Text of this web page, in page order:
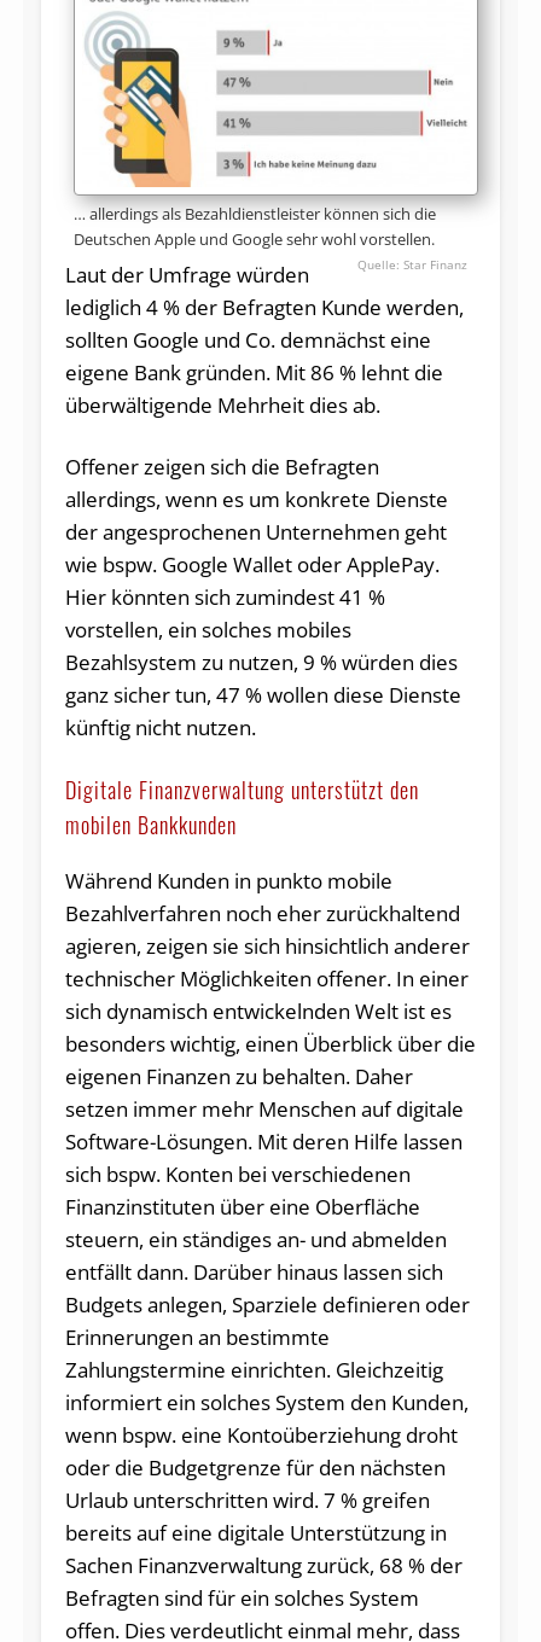
… allerdings als Bezahldienstleister können sich die
Deutschen Apple und Google sehr wohl vorstellen.
Star Finanz
Laut der Umfrage würden
lediglich 4 % der Befragten Kunde werden,
sollten Google und Co. demnächst eine
eigene Bank gründen. Mit 86 % lehnt die
überwältigende Mehrheit dies ab.
Offener zeigen sich die Befragten
allerdings, wenn es um konkrete Dienste
der angesprochenen Unternehmen geht
wie bspw. Google Wallet oder ApplePay.
Hier könnten sich zumindest 41 %
vorstellen, ein solches mobiles
Bezahlsystem zu nutzen, 9 % würden dies
ganz sicher tun, 47 % wollen diese Dienste
künftig nicht nutzen.
Digitale Finanzverwaltung unterstützt den
mobilen Bankkunden
Während Kunden in punkto mobile
Bezahlverfahren noch eher zurückhaltend
agieren, zeigen sie sich hinsichtlich anderer
technischer Möglichkeiten offener. In einer
sich dynamisch entwickelnden Welt ist es
besonders wichtig, einen Überblick über die
eigenen Finanzen zu behalten. Daher
setzen immer mehr Menschen auf digitale
Software-Lösungen. Mit deren Hilfe lassen
sich bspw. Konten bei verschiedenen
Finanzinstituten über eine Oberfläche
steuern, ein ständiges an- und abmelden
entfällt dann. Darüber hinaus lassen sich
Budgets anlegen, Sparziele definieren oder
Erinnerungen an bestimmte
Zahlungstermine einrichten. Gleichzeitig
informiert ein solches System den Kunden,
wenn bspw. eine Kontoüberziehung droht
oder die Budgetgrenze für den nächsten
Urlaub unterschritten wird. 7 % greifen
bereits auf eine digitale Unterstützung in
Sachen Finanzverwaltung zurück, 68 % der
Befragten sind für ein solches System
offen. Dies verdeutlicht einmal mehr, dass